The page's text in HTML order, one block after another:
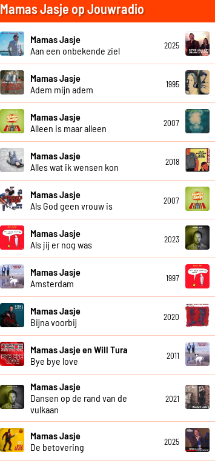
Mamas Jasje op Jouwradio
Mamas Jasje
Aan een onbekende ziel
2025
Mamas Jasje
Adem mijn adem
1995
Mamas Jasje
Alleen is maar alleen
2007
Mamas Jasje
Alles wat ik wensen kon
2018
Mamas Jasje
Als God geen vrouw is
2007
Mamas Jasje
Als jij er nog was
2023
Mamas Jasje
Amsterdam
1997
Mamas Jasje
Bijna voorbij
2020
Mamas Jasje en Will Tura
Bye bye love
2011
Mamas Jasje
Dansen op de rand van de
vulkaan
2021
Mamas Jasje
De betovering
2025